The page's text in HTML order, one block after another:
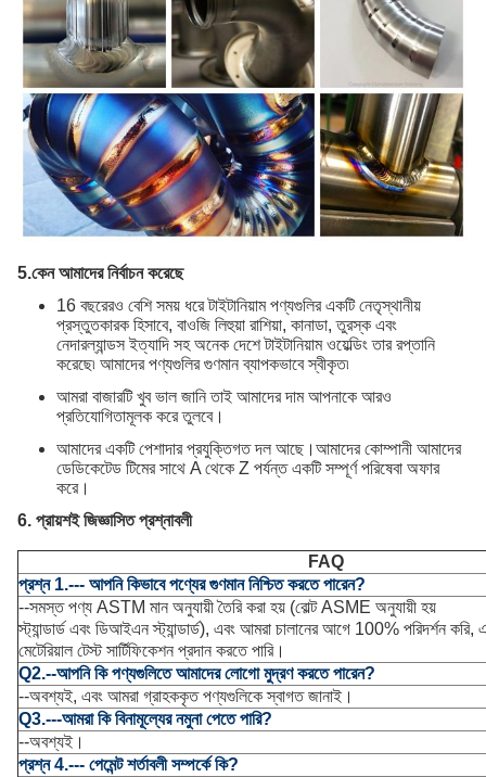
5.কেন আমাদের নির্বাচন করেছে
16 বছরেরও বেশি সময় ধরে টাইটানিয়াম পণ্যগুলির একটি নেতৃস্থানীয়
প্রস্তুতকারক হিসাবে, বাওজি লিহুয়া রাশিয়া, কানাডা, তুরস্ক এবং
নেদারল্যান্ডস ইত্যাদি সহ অনেক দেশে টাইটানিয়াম ওয়েল্ডিং তার রপ্তানি
করেছে৷ আমাদের পণ্যগুলির গুণমান ব্যাপকভাবে স্বীকৃত৷
আমরা বাজারটি খুব ভাল জানি তাই আমাদের দাম আপনাকে আরও
প্রতিযোগিতামূলক করে তুলবে।
আমাদের একটি পেশাদার প্রযুক্তিগত দল আছে।আমাদের কোম্পানী আমাদের
ডেডিকেটেড টিমের সাথে A থেকে Z পর্যন্ত একটি সম্পূর্ণ পরিষেবা অফার
করে।
6. প্রায়শই জিজ্ঞাসিত প্রশ্নাবলী
FAQ
প্রশ্ন 1.--- আপনি কিভাবে পণ্যের গুণমান নিশ্চিত করতে পারেন?
--সমস্ত পণ্য ASTM মান অনুযায়ী তৈরি করা হয় (বোল্ট ASME অনুযায়ী হয়
স্ট্যান্ডার্ড এবং ডিআইএন স্ট্যান্ডার্ড), এবং আমরা চালানের আগে 100% পরিদর্শন করি,
মেটেরিয়াল টেস্ট সার্টিফিকেশন প্রদান করতে পারি।
Q2.--আপনি কি পণ্যগুলিতে আমাদের লোগো মুদ্রণ করতে পারেন?
--অবশ্যই, এবং আমরা গ্রাহককৃত পণ্যগুলিকে স্বাগত জানাই।
Q3.---আমরা কি বিনামূল্যের নমুনা পেতে পারি?
--অবশ্যই।
প্রশ্ন 4.--- পেমেন্ট শর্তাবলী সম্পর্কে কি?